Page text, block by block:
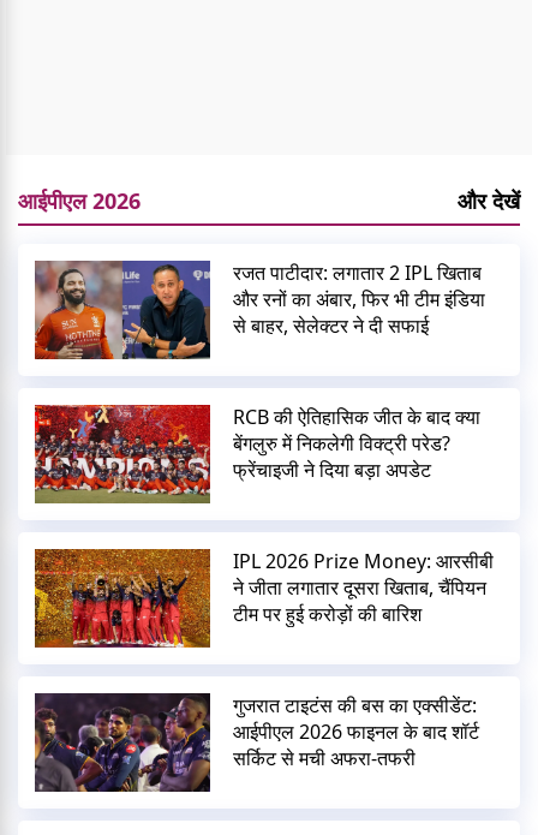
आईपीएल 2026 और देखें
रजत पाटीदार: लगातार 2 IPL खिताब
और रनों का अंबार, फिर भी टीम इंडिया
से बाहर, सेलेक्टर ने दी सफाई
RCB की ऐतिहासिक जीत के बाद क्या
बेंगलुरु में निकलेगी विक्ट्री परेड?
फ्रेंचाइजी ने दिया बड़ा अपडेट
IPL 2026 Prize Money: आरसीबी
ने जीता लगातार दूसरा खिताब, चैंपियन
टीम पर हुई करोड़ों की बारिश
गुजरात टाइटंस की बस का एक्सीडेंट:
आईपीएल 2026 फाइनल के बाद शॉर्ट
सर्किट से मची अफरा-तफरी